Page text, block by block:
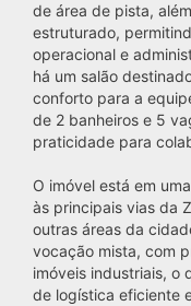
de área de pista,
estruturado,
operacional e
há um salão
conforto para a
de 2 banheiros e 5
praticidade para
O imóvel está em
às principais vias da
outras áreas da
vocação mista, com
imóveis industriais, o
de logística eficiente